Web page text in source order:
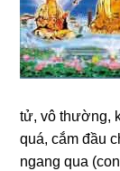
tử, vô thường,
quá, cắm đầu
ngang qua